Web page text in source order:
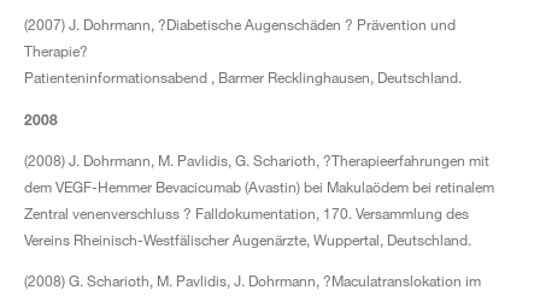
(2007) J. Dohrmann, ?Diabetische Augenschäden ? Prävention und
Therapie?
Patienteninformationsabend , Barmer Recklinghausen, Deutschland.
2008
(2008) J. Dohrmann, M. Pavlidis, G. Scharioth, ?Therapieerfahrungen mit
dem VEGF-Hemmer Bevacicumab (Avastin) bei Makulaödem bei retinalem
Zentral venenverschluss ? Falldokumentation, 170. Versammlung des
Vereins Rheinisch-Westfälischer Augenärzte, Wuppertal, Deutschland.
(2008) G. Scharioth, M. Pavlidis, J. Dohrmann, ?Maculatranslokation im